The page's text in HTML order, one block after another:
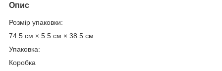
Опис
Розмір упаковки:
74.5 см × 5.5 см × 38.5 см
Упаковка:
Коробка